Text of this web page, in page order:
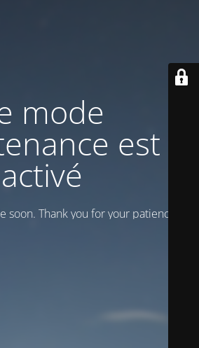
mode
est
activé
soon. Thank you for your patience!